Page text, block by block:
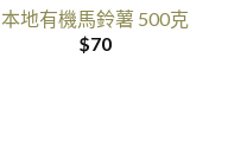
本地有機馬鈴薯 500克
$70